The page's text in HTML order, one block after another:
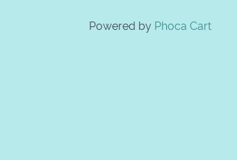
Powered by Phoca Cart